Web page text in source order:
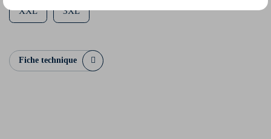
XXL 3XL
Fiche technique